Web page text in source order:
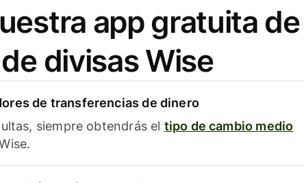
app gratuita de
divisas Wise
de transferencias de dinero
siempre obtendrás el tipo de cambio medio